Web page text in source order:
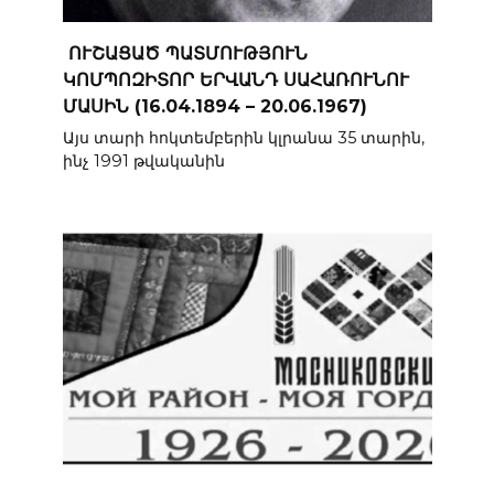
ՈՒՇԱՑԱԾ ՊԱՏՄՈՒԹՅՈՒՆ
ԿՈՄՊՈԶԻՏՈՐ ԵՐՎԱՆԴ ՍԱՀԱՌՈՒՆՈՒ
ՄԱՍԻՆ (16.04.1894 – 20.06.1967)
Այս տարի հոկտեմբերին կլրանա 35 տարին,
ինչ 1991 թվականին